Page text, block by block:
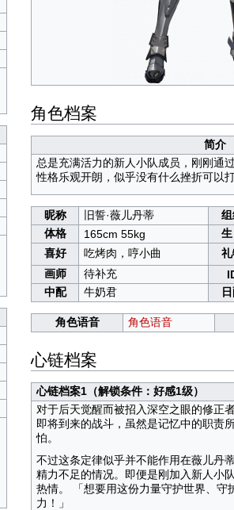
角色档案
简介
总是充满活力的新人小队成员，刚刚通
性格乐观开朗，似乎没有什么挫折可以打
昵称 旧誓·薇儿丹蒂
体格
165cm 55kg 生
喜好
吃烤肉，哼小曲
画师
待补充
中配
牛奶君
角色语音 角色语音
心链档案
心链档案1（解锁条件：好感1级）
对于后天觉醒而被招入深空之眼的修正
即将到来的战斗，虽然是记忆中的职责
怕。
不过这条定律似乎并不能作用在薇儿丹
精力不足的情况。即便是刚加入新人小
热情。 「想要用这份力量守护世界、守
力！」